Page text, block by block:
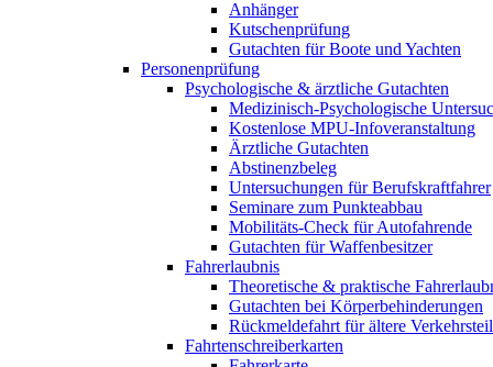
Anhänger
Kutschenprüfung
Gutachten für Boote und Yachten
Personenprüfung
Psychologische & ärztliche Gutachten
Medizinisch-Psychologische
Kostenlose MPU-Infoveranstaltung
Ärztliche Gutachten
Abstinenzbeleg
Untersuchungen für Berufskraftfahrer
Seminare zum Punkteabbau
Mobilitäts-Check für Autofahrende
Gutachten für Waffenbesitzer
Fahrerlaubnis
Theoretische & praktische
Gutachten bei Körperbehinderungen
Rückmeldefahrt für ältere
Fahrtenschreiberkarten